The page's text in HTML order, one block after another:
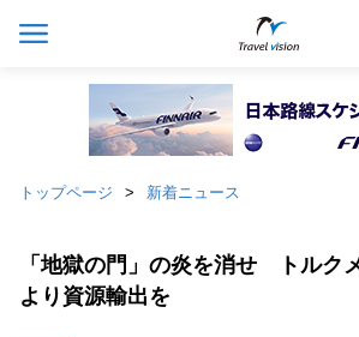
トップページ 新着ニュース
「地獄の門」の炎を消せ トルク
より資源輸出を